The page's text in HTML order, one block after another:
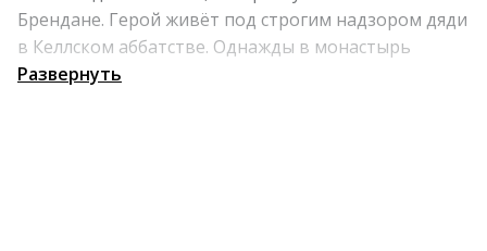
Брендане. Герой живёт под строгим надзором дяди
в Келлском аббатстве. Однажды в монастырь
прибывает иллюстратор Айдан, работающий над
Развернуть